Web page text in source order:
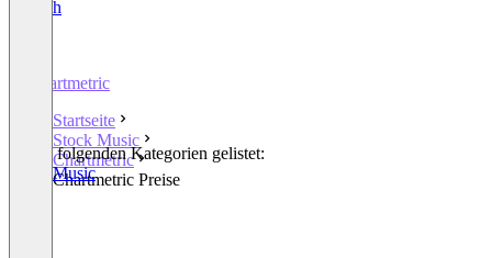
English
Chartmetric
Startseite
Stock Music
Chartmetric
Chartmetric Preise
In den folgenden Kategorien gelistet:
Stock Music